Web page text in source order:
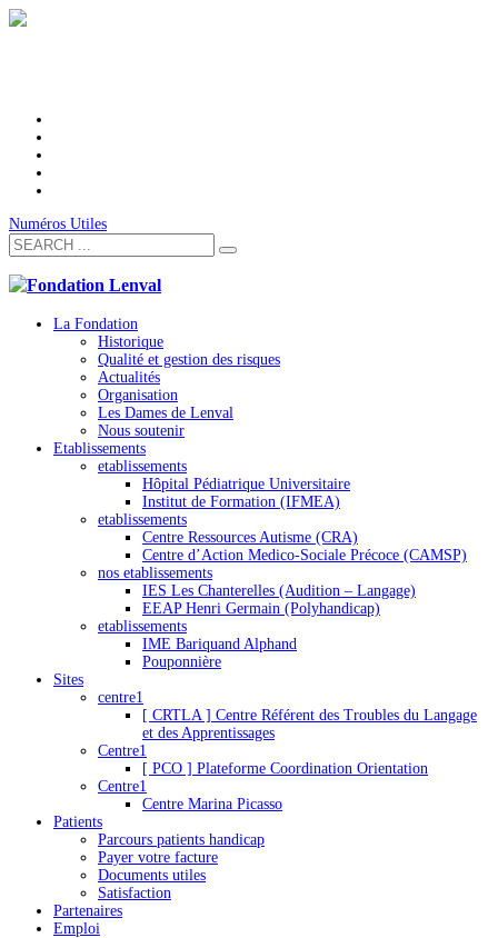
Numéros Utiles
La Fondation
Historique
Qualité et gestion des risques
Actualités
Organisation
Les Dames de Lenval
Nous soutenir
Etablissements
etablissements
Hôpital Pédiatrique Universitaire
Institut de Formation (IFMEA)
etablissements
Centre Ressources Autisme (CRA)
Centre d’Action Medico-Sociale Précoce (CAMSP)
nos etablissements
IES Les Chanterelles (Audition – Langage)
EEAP Henri Germain (Polyhandicap)
etablissements
IME Bariquand Alphand
Pouponnière
Sites
centre1
[ CRTLA ] Centre Référent des Troubles du Langage
et des Apprentissages
Centre1
[ PCO ] Plateforme Coordination Orientation
Centre1
Centre Marina Picasso
Patients
Parcours patients handicap
Payer votre facture
Documents utiles
Satisfaction
Partenaires
Emploi